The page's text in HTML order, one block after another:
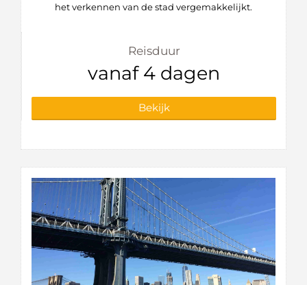
het verkennen van de stad vergemakkelijkt.
Reisduur
vanaf 4 dagen
Bekijk